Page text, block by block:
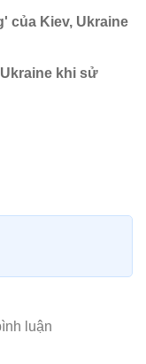
của Kiev, Ukraine
khi sử